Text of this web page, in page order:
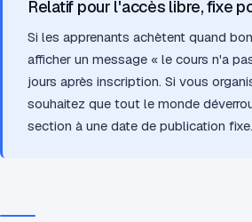
Relatif pour l'accès libre, fixe
Si les apprenants achètent quand
afficher un message « le cours n'a
jours après inscription. Si vous
souhaitez que tout le monde
section à une date de publication fixe.